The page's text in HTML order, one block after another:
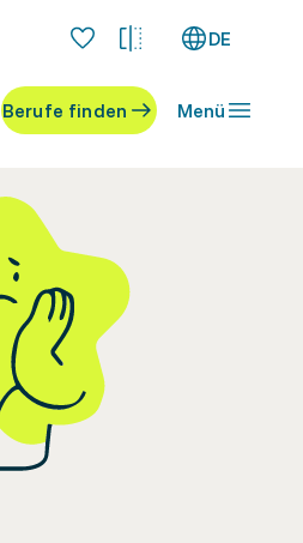
DE
Berufe finden Menü